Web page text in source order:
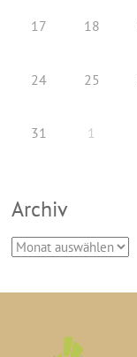
17 18
24 25
31 1
Archiv